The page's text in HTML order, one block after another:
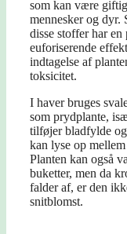
som kan være
mennesker og dyr.
disse stoffer har en
euforiserende
indtagelse af
toksicitet.
I haver bruges
som prydplante,
tilføjer bladfylde
kan lyse op
Planten kan også
buketter, men da
falder af, er den
snitblomst.